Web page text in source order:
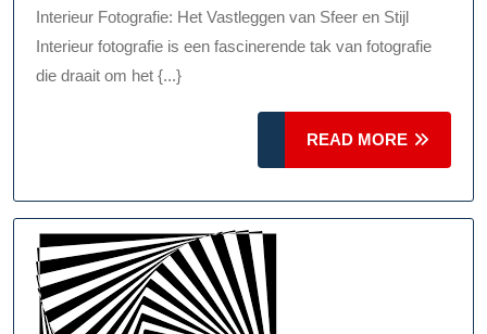
Fotografie:
Sfeer
En
Vastgelegd
Interieur Fotografie: Het Vastleggen van Sfeer en Stijl
Interieur fotografie is een fascinerende tak van fotografie
die draait om het {...}
READ MORE
MORE